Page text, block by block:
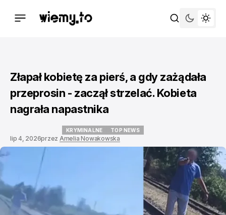
Złapał kobietę za pierś, a gdy zażądała
przeprosin - zaczął strzelać. Kobieta
nagrała napastnika
KRYMINALNE TOP NEWS
lip 4, 2026przez Amelia Nowakowska